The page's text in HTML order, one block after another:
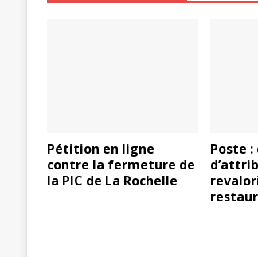
Pétition en ligne
contre la fermeture de
la PIC de La Rochelle
Poste